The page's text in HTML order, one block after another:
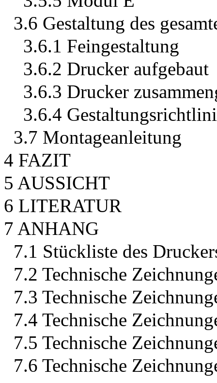
3.6 Gestaltung des
3.6.1 Feingestaltung
3.6.2 Drucker aufgebaut
3.6.3 Drucker
3.6.4
3.7 Montageanleitung
4 FAZIT
5 AUSSICHT
6 LITERATUR
7 ANHANG
7.1 Stückliste des
7.2 Technische
7.3 Technische
7.4 Technische
7.5 Technische
7.6 Technische